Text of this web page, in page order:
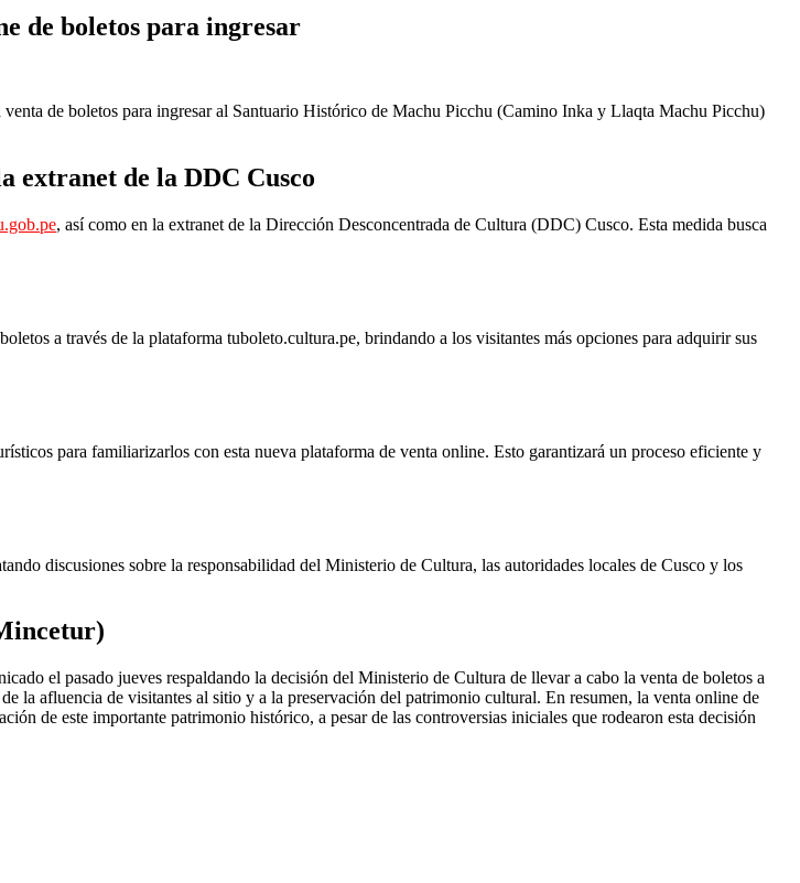
de boletos para ingresar
de boletos para ingresar al Santuario Histórico de Machu Picchu (Camino Inka y Llaqta Machu Picchu)
extranet de la DDC Cusco
, así como en la extranet de la Dirección Desconcentrada de Cultura (DDC) Cusco. Esta medida busca
a través de la plataforma tuboleto.cultura.pe, brindando a los visitantes más opciones para adquirir sus
para familiarizarlos con esta nueva plataforma de venta online. Esto garantizará un proceso eficiente y
discusiones sobre la responsabilidad del Ministerio de Cultura, las autoridades locales de Cusco y los
el pasado jueves respaldando la decisión del Ministerio de Cultura de llevar a cabo la venta de boletos a
la afluencia de visitantes al sitio y a la preservación del patrimonio cultural. En resumen, la venta online de
de este importante patrimonio histórico, a pesar de las controversias iniciales que rodearon esta decisión